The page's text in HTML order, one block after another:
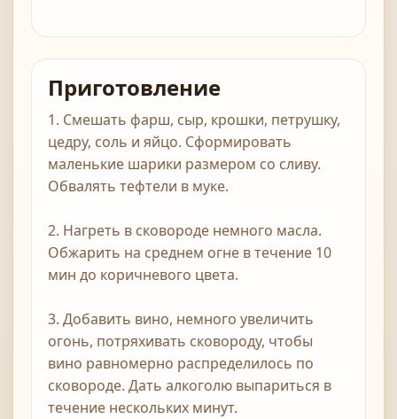
Приготовление
1. Смешать фарш, сыр, крошки, петрушку,
цедру, соль и яйцо. Сформировать
маленькие шарики размером со сливу.
Обвалять тефтели в муке.
2. Нагреть в сковороде немного масла.
Обжарить на среднем огне в течение 10
мин до коричневого цвета.
3. Добавить вино, немного увеличить
огонь, потряхивать сковороду, чтобы
вино равномерно распределилось по
сковороде. Дать алкоголю выпариться в
течение нескольких минут.